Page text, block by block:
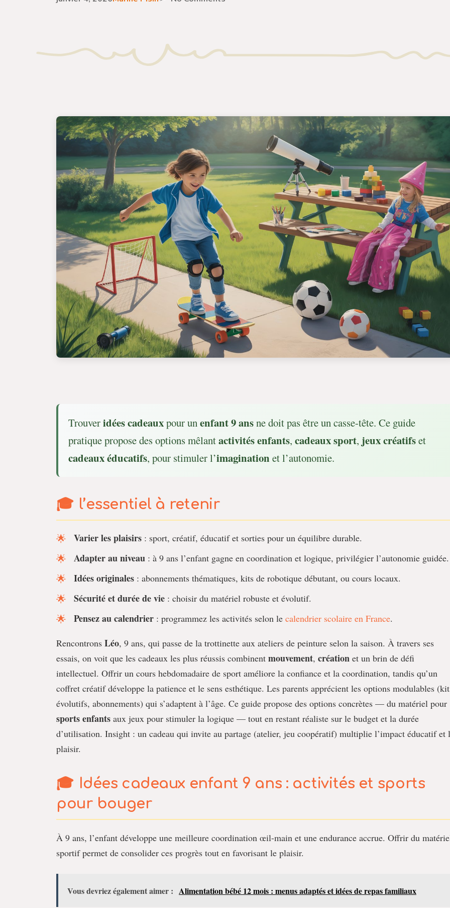
Trouveridées cadeauxpour unenfant 9 ansne doit pas être un casse-tête. Ce guide
pratique propose des options mêlantactivités enfants, cadeaux sport, jeux créatifset
cadeaux éducatifs, pour stimuler l’imagination et l’autonomie.
l’essentiel à retenir
Varier les plaisirs : sport, créatif, éducatif et sorties pour un équilibre durable.
Adapter au niveau : à 9 ans l’enfant gagne en coordination et logique, privilégier l’autonomie guidée.
Idées originales : abonnements thématiques, kits de robotique débutant, ou cours locaux.
Sécurité et durée de vie : choisir du matériel robuste et évolutif.
Pensez au calendrier : programmez les activités selon le calendrier scolaire en France.
Rencontrons Léo, 9 ans, qui passe de la trottinette aux ateliers de peinture selon la saison. À travers ses
essais, on voit que les cadeaux les plus réussis combinent mouvement, création et un brin de défi
intellectuel. Offrir un cours hebdomadaire de sport améliore la confiance et la coordination, tandis qu’un
coffret créatif développe la patience et le sens esthétique. Les parents apprécient les options modulables
évolutifs, abonnements) qui s’adaptent à l’âge. Ce guide propose des options concrètes — du matériel pour
sports enfants aux jeux pour stimuler la logique — tout en restant réaliste sur le budget et la durée
d’utilisation. Insight : un cadeau qui invite au partage (atelier, jeu coopératif) multiplie l’impact éducatif et
plaisir.
Idées cadeaux enfant 9 ans : activités et sports
pour bouger
À 9 ans, l’enfant développe une meilleure coordination œil-main et une endurance accrue. Offrir du
sportif permet de consolider ces progrès tout en favorisant le plaisir.
Vous devriez également aimer : Alimentation bébé 12 mois : menus adaptés et idées de repas familiaux